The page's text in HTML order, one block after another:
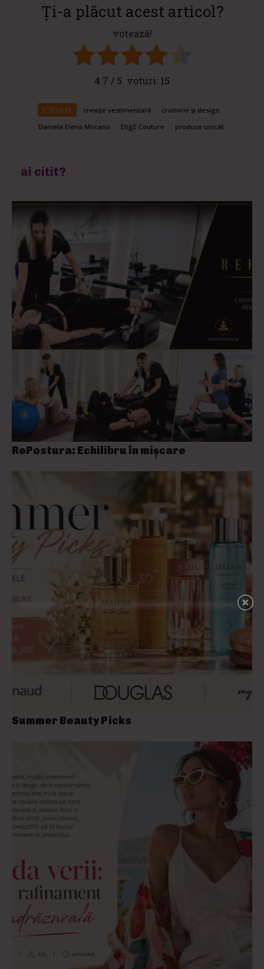
Ți-a plăcut acest articol?
votează!
4.7 / 5. voturi: 15
ETICHETE creație vestimentară
croitorie și design
Daniela Elena Mocanu
EtigE Couture produse unicat
ai citit?
RePostura: Echilibru în mișcare
Summer Beauty Picks